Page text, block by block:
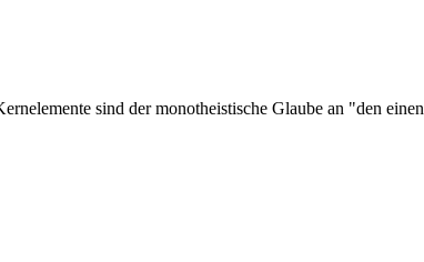
sind der monotheistische Glaube an "den einen